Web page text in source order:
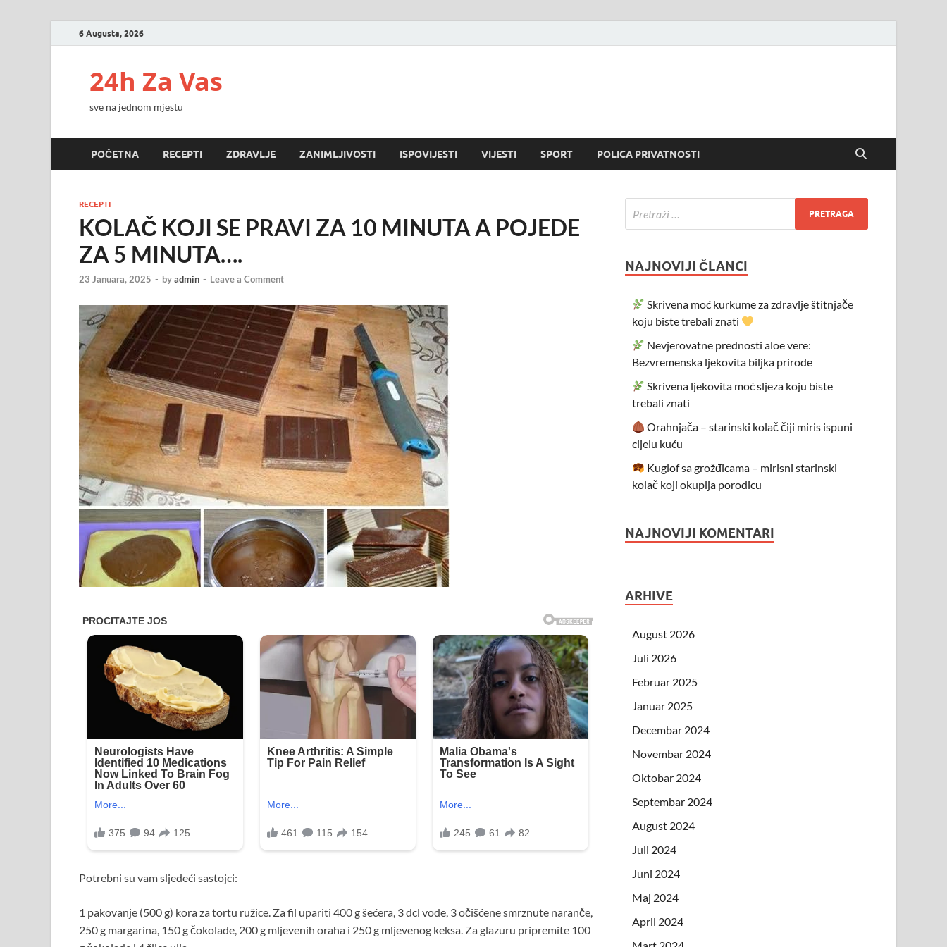
6 Augusta, 2026
24h Za Vas
sve na jednom mjestu
POČETNA RECEPTI ZDRAVLJE ZANIMLJIVOSTI ISPOVIJESTI VIJESTI SPORT POLICA PRIVATNOSTI
RECEPTI
KOLAČ KOJI SE PRAVI ZA 10 MINUTA A POJEDE
ZA 5 MINUTA….
23 Januara, 2025 - byadmin - Leave a Comment
Potrebni su vam sljedeći sastojci:
1 pakovanje (500 g) kora za tortu ružice. Za fil upariti 400 g šećera, 3 dcl vode, 3 očišćene smrznute naranče,
250 g margarina, 150 g čokolade, 200 g mljevenih oraha i 250 g mljevenog keksa. Za glazuru pripremite 100
NAJNOVIJI ČLANCI
Skrivena moć kurkume za zdravlje štitnjače
koju biste trebali znati
Nevjerovatne prednosti aloe vere:
Bezvremenska ljekovita biljka prirode
Skrivena ljekovita moć sljeza koju biste
trebali znati
Orahnjača – starinski kolač čiji miris ispuni
cijelu kuću
Kuglof sa grožđicama – mirisni starinski
kolač koji okuplja porodicu
NAJNOVIJI KOMENTARI
ARHIVE
August 2026
Juli 2026
Februar 2025
Januar 2025
Decembar 2024
Novembar 2024
Oktobar 2024
Septembar 2024
August 2024
Juli 2024
Juni 2024
Maj 2024
April 2024